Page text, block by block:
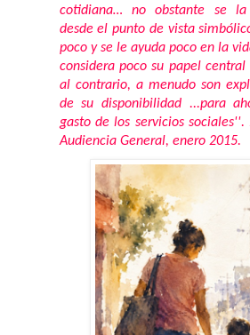
cotidiana… no obstante se
desde el punto de vista
poco y se le ayuda poco en la
considera poco su papel
al contrario, a menudo son
de su disponibilidad ...para
gasto de los servicios sociales''.
Audiencia General, enero 2015.